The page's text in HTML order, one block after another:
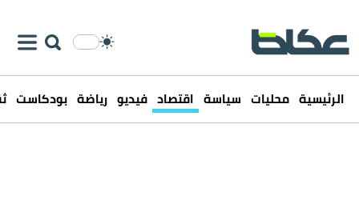
الرئيسية محليات سياسة اقتصاد فيديو رياضة بودكاست